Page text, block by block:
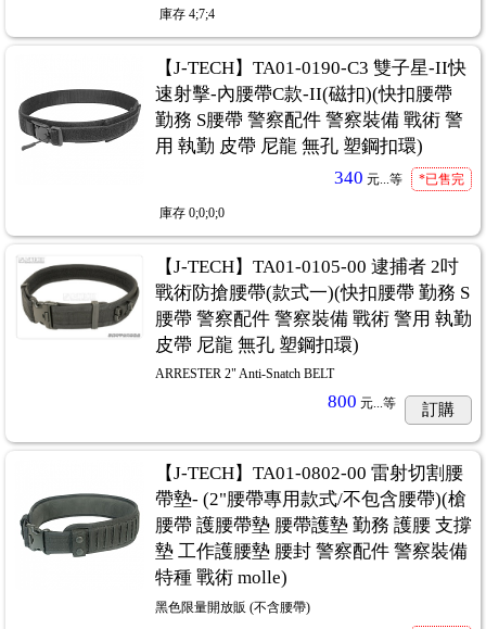
庫存 4;7;4
【J-TECH】TA01-0190-C3 雙子星-II快
速射擊-內腰帶C款-II(磁扣)(快扣腰帶
勤務 S腰帶 警察配件 警察裝備 戰術 警
用 執勤 皮帶 尼龍 無孔 塑鋼扣環)
340 元...等 *已售完
庫存 0;0;0;0
【J-TECH】TA01-0105-00 逮捕者 2吋
戰術防搶腰帶(款式一)(快扣腰帶 勤務 S
腰帶 警察配件 警察裝備 戰術 警用 執勤
皮帶 尼龍 無孔 塑鋼扣環)
ARRESTER 2" Anti-Snatch BELT
800 元...等 訂購
【J-TECH】TA01-0802-00 雷射切割腰
帶墊- (2"腰帶專用款式/不包含腰帶)(槍
腰帶 護腰帶墊 腰帶護墊 勤務 護腰 支撐
墊 工作護腰墊 腰封 警察配件 警察裝備
特種 戰術 molle)
黑色限量開放販 (不含腰帶)